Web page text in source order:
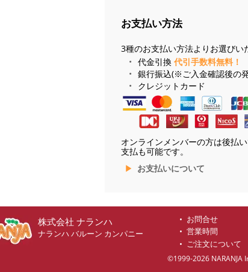
お支払い方法
3種のお支払い方法よりお選びい
代金引換 代引手数料無料！
銀行振込(※ご入金確認後の
クレジットカード
オンラインメンバーの方は後払
支払も可能です。
お支払いについて
株式会社 ナランハ
ナランハ バルーン カンパニー
お問合せ
営業時間
ご注文について
©1999-2026 NARANJA